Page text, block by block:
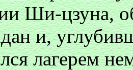
Ши-цзуна,
и,
лагерем